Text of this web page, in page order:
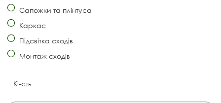
Сапожки та плінтуса
Каркас
Підсвітка сходів
Монтаж сходів
Кі-сть